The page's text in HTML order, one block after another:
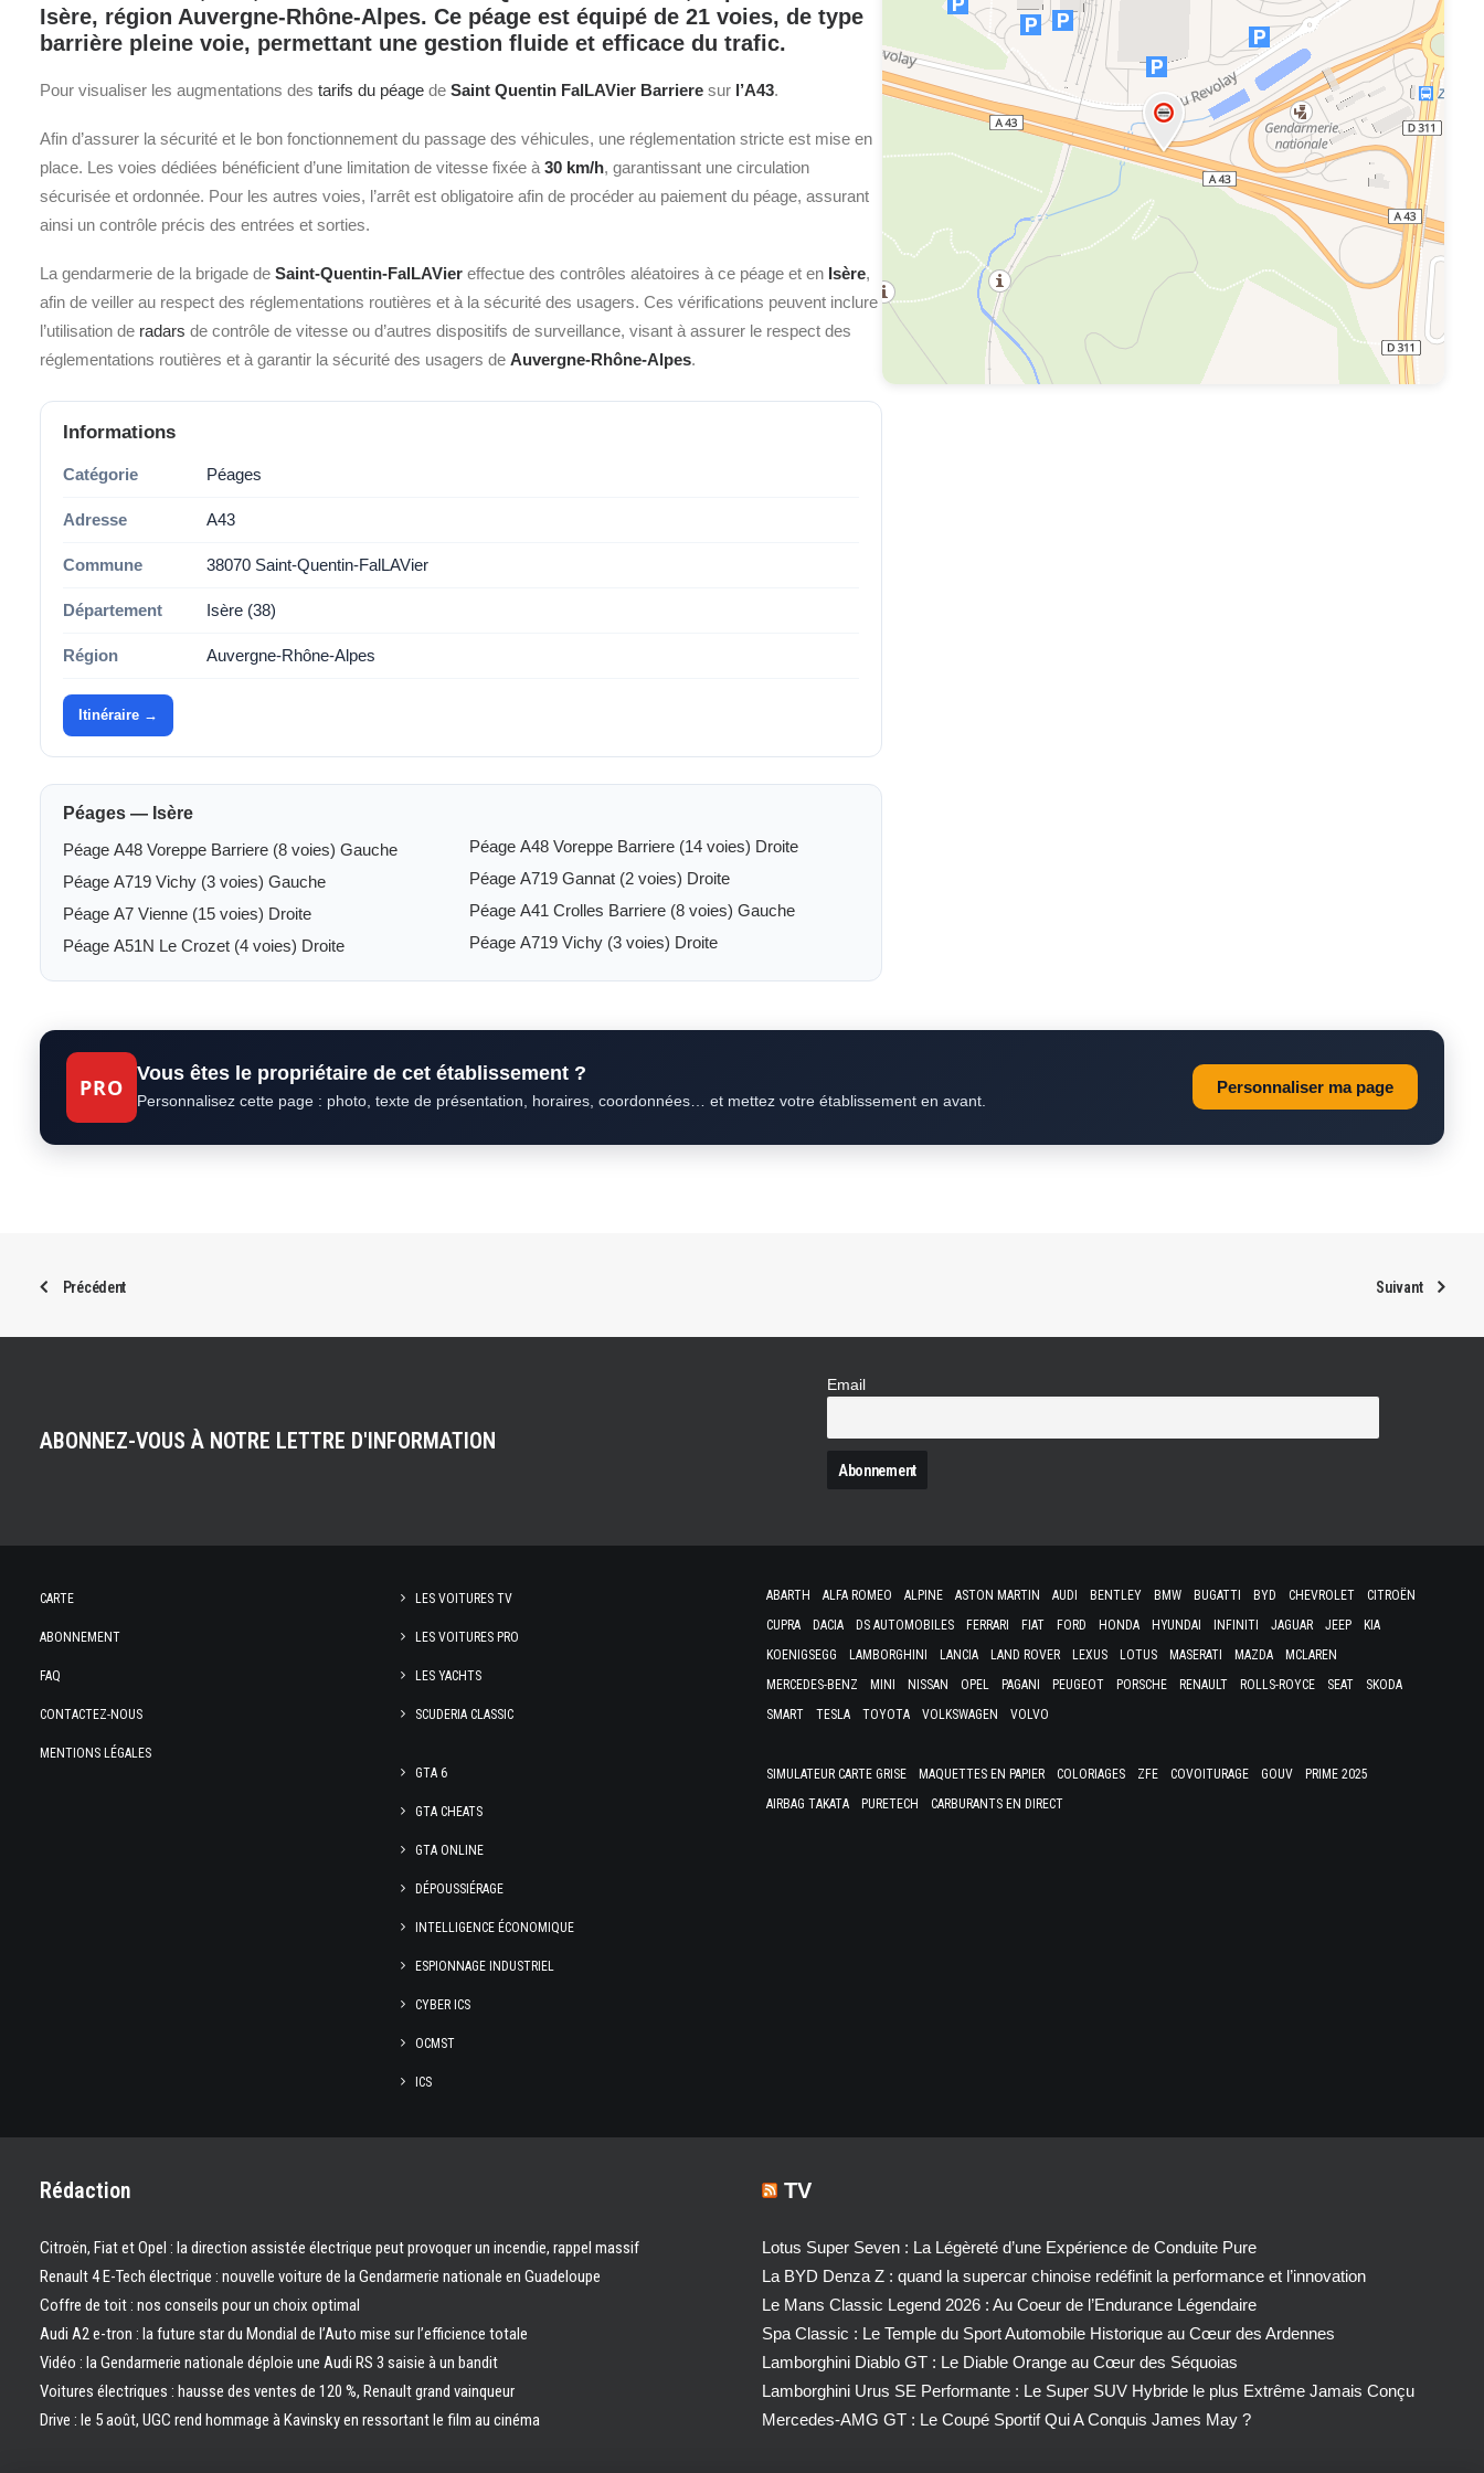
Isère, région Auvergne-Rhône-Alpes. Ce péage est équipé de 21 voies, de type
barrière pleine voie, permettant une gestion fluide et efficace du trafic.
Pour visualiser les augmentations des tarifs du péage de Saint Quentin FalLAVier Barriere sur l’A43.
Afin d’assurer la sécurité et le bon fonctionnement du passage des véhicules, une réglementation stricte est mise en
place. Les voies dédiées bénéficient d’une limitation de vitesse fixée à 30 km/h, garantissant une circulation
sécurisée et ordonnée. Pour les autres voies, l’arrêt est obligatoire afin de procéder au paiement du péage, assurant
ainsi un contrôle précis des entrées et sorties.
La gendarmerie de la brigade de Saint-Quentin-FalLAVier effectue des contrôles aléatoires à ce péage et en Isère,
afin de veiller au respect des réglementations routières et à la sécurité des usagers. Ces vérifications peuvent inclure
l’utilisation de radars de contrôle de vitesse ou d’autres dispositifs de surveillance, visant à assurer le respect des
réglementations routières et à garantir la sécurité des usagers de Auvergne-Rhône-Alpes.
Informations
Catégorie Péages
Adresse A43
Commune 38070 Saint-Quentin-FalLAVier
Département Isère (38)
Région Auvergne-Rhône-Alpes
Itinéraire →
Péages — Isère
Péage A48 Voreppe Barriere (8 voies) Gauche
Péage A719 Vichy (3 voies) Gauche
Péage A7 Vienne (15 voies) Droite
Péage A51N Le Crozet (4 voies) Droite
Péage A48 Voreppe Barriere (14 voies) Droite
Péage A719 Gannat (2 voies) Droite
Péage A41 Crolles Barriere (8 voies) Gauche
Péage A719 Vichy (3 voies) Droite
PRO
Vous êtes le propriétaire de cet établissement ?
Personnalisez cette page : photo, texte de présentation, horaires, coordonnées… et mettez votre établissement en avant.
Personnaliser ma page
Précédent Suivant
ABONNEZ-VOUS À NOTRE LETTRE D'INFORMATION
Email
CARTE
ABONNEMENT
FAQ
CONTACTEZ-NOUS
MENTIONS LÉGALES
LES VOITURES TV
LES VOITURES PRO
LES YACHTS
SCUDERIA CLASSIC
GTA 6
GTA CHEATS
GTA ONLINE
DÉPOUSSIÉRAGE
INTELLIGENCE ÉCONOMIQUE
ESPIONNAGE INDUSTRIEL
CYBER ICS
OCMST
ICS
ABARTH ALFA ROMEO ALPINE ASTON MARTIN AUDI BENTLEY BMW BUGATTI BYD CHEVROLET
CITROËN
CUPRA
DACIA DS AUTOMOBILES FERRARI FIAT FORD HONDA HYUNDAI INFINITI JAGUAR JEEP
KIA
KOENIGSEGG
LAMBORGHINI LANCIA LAND ROVER LEXUS LOTUS MASERATI MAZDA
MCLAREN
MERCEDES-BENZ
MINI NISSAN OPEL PAGANI PEUGEOT PORSCHE RENAULT ROLLS-ROYCE SEAT
SKODA
SMART
TESLA TOYOTA VOLKSWAGEN VOLVO
SIMULATEUR CARTE GRISE MAQUETTES EN PAPIER COLORIAGES ZFE COVOITURAGE GOUV
PRIME 2025
AIRBAG TAKATA
PURETECH CARBURANTS EN DIRECT
Rédaction
Citroën, Fiat et Opel : la direction assistée électrique peut provoquer un incendie, rappel massif
Renault 4 E-Tech électrique : nouvelle voiture de la Gendarmerie nationale en Guadeloupe
Coffre de toit : nos conseils pour un choix optimal
Audi A2 e-tron : la future star du Mondial de l’Auto mise sur l’efficience totale
Vidéo : la Gendarmerie nationale déploie une Audi RS 3 saisie à un bandit
Voitures électriques : hausse des ventes de 120 %, Renault grand vainqueur
Drive : le 5 août, UGC rend hommage à Kavinsky en ressortant le film au cinéma
TV
Lotus Super Seven : La Légèreté d’une Expérience de Conduite Pure
La BYD Denza Z : quand la supercar chinoise redéfinit la performance et l’innovation
Le Mans Classic Legend 2026 : Au Coeur de l’Endurance Légendaire
Spa Classic : Le Temple du Sport Automobile Historique au Cœur des Ardennes
Lamborghini Diablo GT : Le Diable Orange au Cœur des Séquoias
Lamborghini Urus SE Performante : Le Super SUV Hybride le plus Extrême Jamais Conçu
Mercedes-AMG GT : Le Coupé Sportif Qui A Conquis James May ?